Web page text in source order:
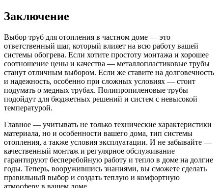
Заключение
Выбор труб для отопления в частном доме — это
ответственный шаг, который влияет на всю работу вашей
системы обогрева. Если хотите простоту монтажа и хорошее
соотношение цены и качества — металлопластиковые трубы
станут отличным выбором. Если же ставите на долговечность
и надежность, особенно при сложных условиях — стоит
подумать о медных трубах. Полипропиленовые трубы
подойдут для бюджетных решений и систем с невысокой
температурой.
Главное — учитывать не только технические характеристики
материала, но и особенности вашего дома, тип системы
отопления, а также условия эксплуатации. И не забывайте —
качественный монтаж и регулярное обслуживание
гарантируют бесперебойную работу и тепло в доме на долгие
годы. Теперь, вооружившись знаниями, вы сможете сделать
правильный выбор и создать теплую и комфортную
атмосферу в вашем доме.